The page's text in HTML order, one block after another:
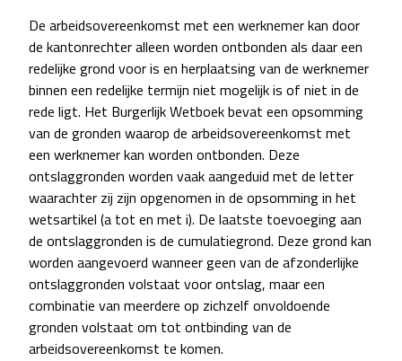
De arbeidsovereenkomst met een werknemer kan door
de kantonrechter alleen worden ontbonden als daar een
redelijke grond voor is en herplaatsing van de werknemer
binnen een redelijke termijn niet mogelijk is of niet in de
rede ligt. Het Burgerlijk Wetboek bevat een opsomming
van de gronden waarop de arbeidsovereenkomst met
een werknemer kan worden ontbonden. Deze
ontslaggronden worden vaak aangeduid met de letter
waarachter zij zijn opgenomen in de opsomming in het
wetsartikel (a tot en met i). De laatste toevoeging aan
de ontslaggronden is de cumulatiegrond. Deze grond kan
worden aangevoerd wanneer geen van de afzonderlijke
ontslaggronden volstaat voor ontslag, maar een
combinatie van meerdere op zichzelf onvoldoende
gronden volstaat om tot ontbinding van de
arbeidsovereenkomst te komen.